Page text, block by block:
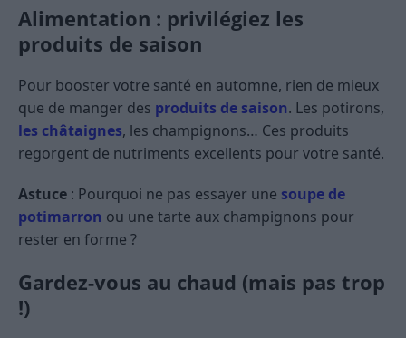
Alimentation : privilégiez les
produits de saison
Pour booster votre santé en automne, rien de mieux
que de manger des produits de saison. Les potirons,
les châtaignes, les champignons… Ces produits
regorgent de nutriments excellents pour votre santé.
Astuce : Pourquoi ne pas essayer une soupe de
potimarron ou une tarte aux champignons pour
rester en forme ?
Gardez-vous au chaud (mais pas trop
!)